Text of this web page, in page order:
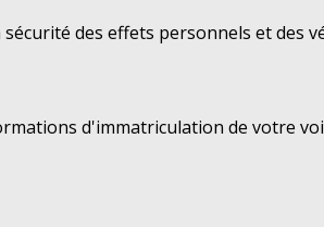
des effets personnels et des
d'immatriculation de votre